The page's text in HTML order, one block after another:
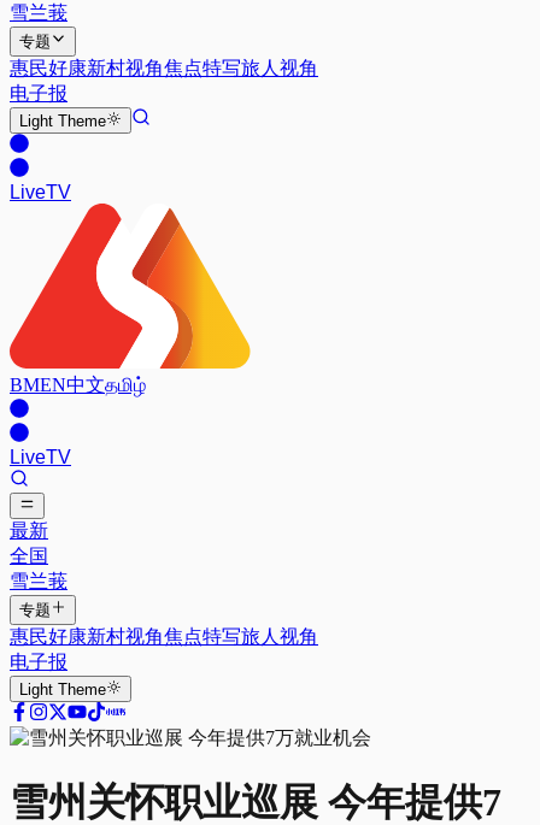
雪兰莪
专题
惠民好康新村视角焦点特写旅人视角
电子报
Light Theme
LiveTV
BMEN中文தமிழ்
LiveTV
最新
全国
雪兰莪
专题
惠民好康新村视角焦点特写旅人视角
电子报
Light Theme
雪州关怀职业巡展 今年提供7